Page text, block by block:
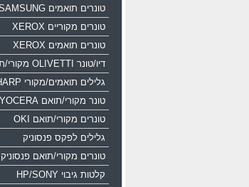
טונרים תואמים SAMSUNG
טונרים מקוריים XEROX
טונרים תואמים XEROX
דיו/טונר OLIVETTI מקורי/תואם
גלילים תואמים/מקורי SHARP
טונר מקורי/תואם KYOCERA
טונרים מקורי/תואם OKI
גלילים לפקס פנסוניק
טונרים מקורי/תואם פנסוניק
קלטות גיבוי HP/SONY